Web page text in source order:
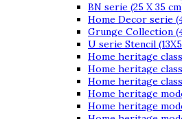
BN serie (25 X 35
Home Decor serie
Grunge Collection
U serie Stencil
Home heritage
Home heritage
Home heritage
Home heritage
Home heritage